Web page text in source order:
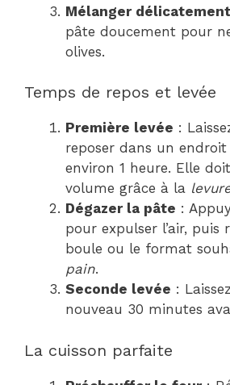
Mélanger délicatement
pâte doucement pour
olives.
Temps de repos et levée
Première levée :
reposer dans un
environ 1 heure. Elle
volume grâce à la
Dégazer la pâte :
pour expulser l’air, puis
boule ou le format
pain.
Seconde levée :
nouveau 30 minutes
La cuisson parfaite